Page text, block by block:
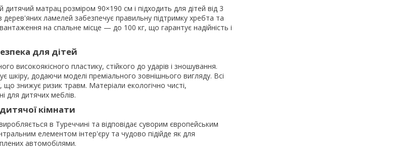
матрац розміром 90×190 см і підходить для дітей від 3
ламелей забезпечує правильну підтримку хребта та
на спальне місце — до 100 кг, що гарантує надійність і
для дітей
високоякісного пластику, стійкого до ударів і зношування.
шкіру, додаючи моделі преміального зовнішнього вигляду. Всі
знижує ризик травм. Матеріали екологічно чисті,
для дитячих меблів.
кімнати
в Туреччині та відповідає суворим європейським
елементом інтер'єру та чудово підійде як для
автомобілями.